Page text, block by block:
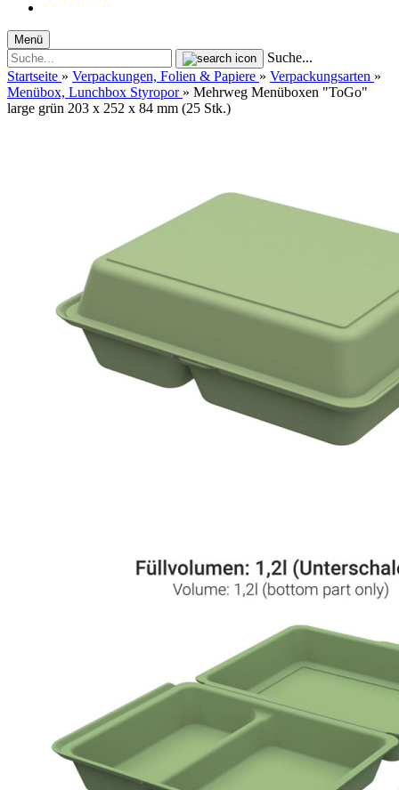
Menü
Suche...
Startseite » Verpackungen, Folien & Papiere » Verpackungsarten »
Menübox, Lunchbox Styropor » Mehrweg Menüboxen "ToGo"
large grün 203 x 252 x 84 mm (25 Stk.)